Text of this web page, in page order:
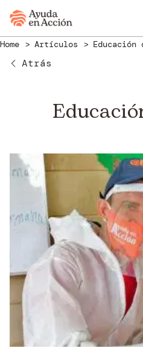
Home Artículos
Atrás